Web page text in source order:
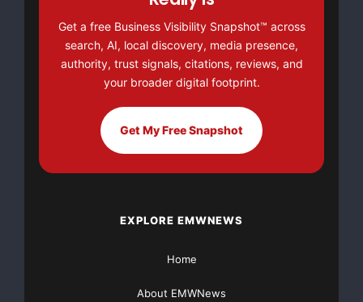
Christian Dupont
Président
800-388-8668 ou
Major Newsire & Press Release Distribution with
BasicStarting at only $19and Complete OTCBB /
Website
Get a free Business Visibility Snapshot™ across
search, AI, local discovery, media presence,
authority, trust signals, citations, reviews, and
your broader digital footprint.
Get My Free Snapshot
EXPLORE EMWNEWS
Home
About EMWNews